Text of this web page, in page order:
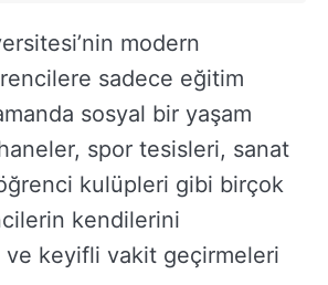
modern
sadece eğitim
sosyal bir yaşam
spor tesisleri, sanat
kulüpleri gibi birçok
kendilerini
ve keyifli vakit geçirmeleri